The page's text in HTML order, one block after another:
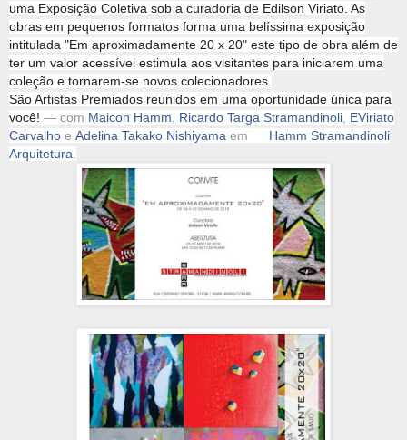
uma Exposição Coletiva sob a curadoria de Edilson Viriato. As
obras em pequenos formatos forma uma belíssima exposição
intitulada "Em aproximadamente 20 x 20" este tipo de obra além de
ter um valor acessível estimula aos visitantes para iniciarem uma
coleção e tornarem-se novos colecionadores.
São Artistas Premiados reunidos em uma oportunidade única para
você! — com Maicon Hamm, Ricardo Targa Stramandinoli, EViriato
Carvalho e Adelina Takako Nishiyama em
Hamm Stramandinoli
Arquitetura.